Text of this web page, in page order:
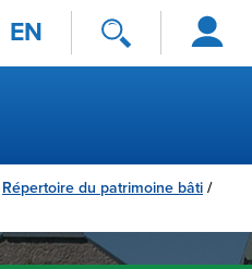
EN
Se
connecter
Répertoire du patrimoine bâti /